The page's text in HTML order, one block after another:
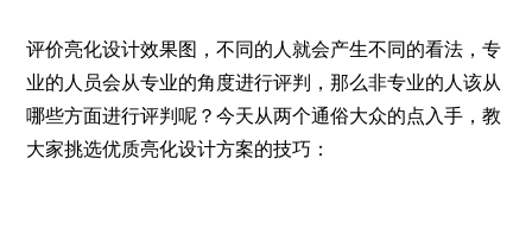
评价亮化设计效果图，不同的人就会产生不同的看法，专
业的人员会从专业的角度进行评判，那么非专业的人该从
哪些方面进行评判呢？今天从两个通俗大众的点入手，教
大家挑选优质亮化设计方案的技巧：